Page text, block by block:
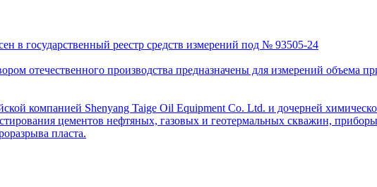
в государственный реестр средств измерений под № 93505-24
отечественного производства предназначены для измерений объема
компанией Shenyang Taige Oil Equipment Co. Ltd. и дочерней
цементов нефтяных, газовых и геотермальных скважин,
пласта.